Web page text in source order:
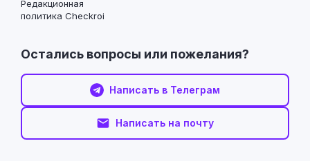
Редакционная
политика Checkroi
Остались вопросы или пожелания?
Написать в Телеграм
Написать на почту